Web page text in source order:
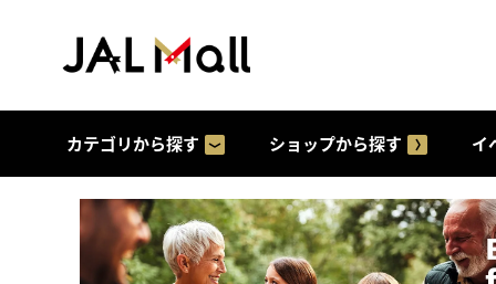
カテゴリから探す ショップから探す イ